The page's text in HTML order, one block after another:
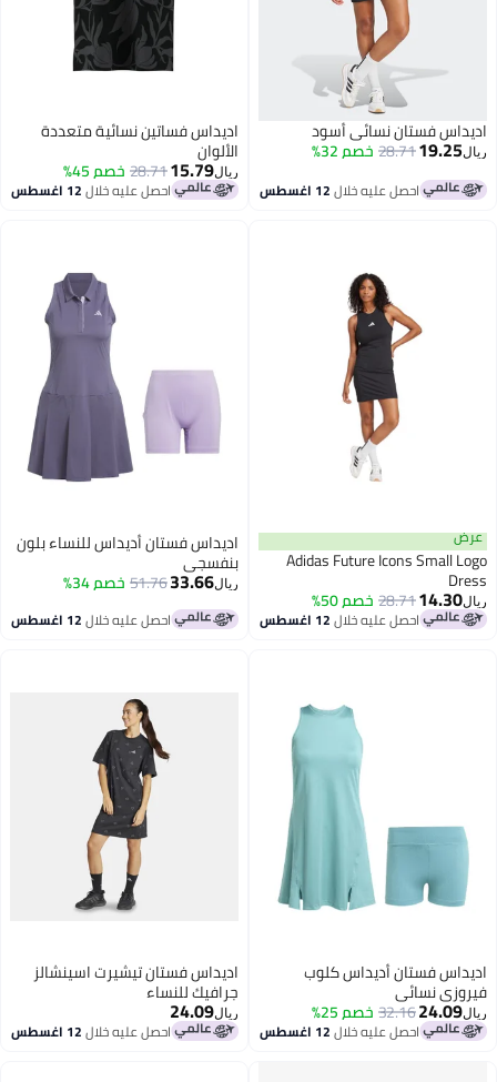
اديداس فستان نسائي أسود
ريال19.25
28.71خصم 32%
احصل عليه خلال12 اغسطس
اديداس فساتين نسائية متعددة
الألوان
ريال15.79
28.71خصم 45%
احصل عليه خلال12 اغسطس
عرض
Adidas Future Icons Small Logo
Dress
ريال14.30
28.71خصم 50%
احصل عليه خلال12 اغسطس
اديداس فستان أديداس للنساء بلون
بنفسجي
ريال33.66
51.76خصم 34%
احصل عليه خلال12 اغسطس
اديداس فستان أديداس كلوب
فيروزي نسائي
ريال24.09
32.16خصم 25%
احصل عليه خلال12 اغسطس
اديداس فستان تيشيرت اسينشالز
جرافيك للنساء
ريال24.09
احصل عليه خلال12 اغسطس